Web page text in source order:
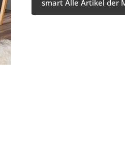
smart Alle Artikel der